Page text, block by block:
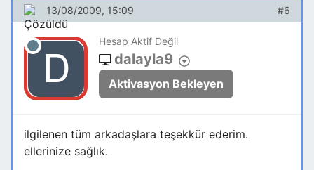
13/08/2009, 15:09 #6
Hesap Aktif Değil
dalayla9
Aktivasyon Bekleyen
ilgilenen tüm arkadaşlara teşekkür ederim.
ellerinize sağlık.